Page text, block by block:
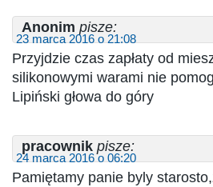
Anonim pisze:
23 marca 2016 o 21:08
Przyjdzie czas zapłaty od
silikonowymi warami nie
Lipiński głowa do góry
pracownik pisze:
24 marca 2016 o 06:20
Pamiętamy panie byly